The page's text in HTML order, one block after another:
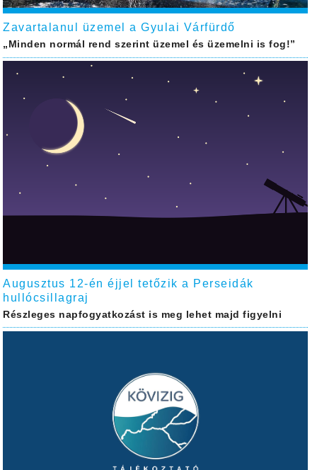
Zavartalanul üzemel a Gyulai Várfürdő
„Minden normál rend szerint üzemel és üzemelni is fog!”
Augusztus 12-én éjjel tetőzik a Perseidák
hullócsillagraj
Részleges napfogyatkozást is meg lehet majd figyelni